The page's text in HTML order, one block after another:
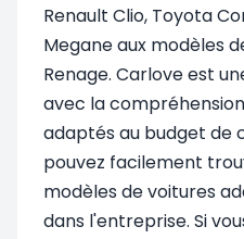
Renault Clio, Toyota
Megane aux modèles
Renage. Carlove est
avec la
adaptés au budget de
pouvez facilement
modèles de voitures
dans l'entreprise. Si